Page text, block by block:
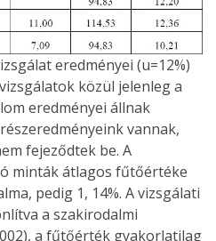
eredményei (u=12%)
közül jelenleg a
eredményei állnak
vannak,
fejeződtek be. A
minták átlagos fűtőértéke
pedig 1, 14%. A vizsgálati
a szakirodalmi
a fűtőérték gyakorlatilag